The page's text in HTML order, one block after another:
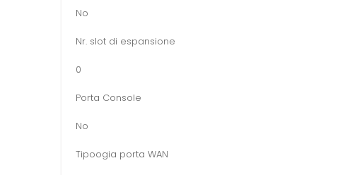
No
Nr. slot di espansione
0
Porta Console
No
Tipoogia porta WAN